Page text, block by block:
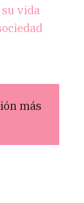
vida
más